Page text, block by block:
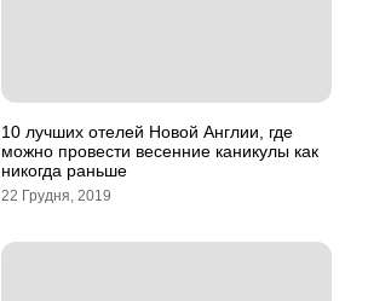
10 лучших отелей Новой Англии, где
можно провести весенние каникулы как
никогда раньше
22 Грудня, 2019